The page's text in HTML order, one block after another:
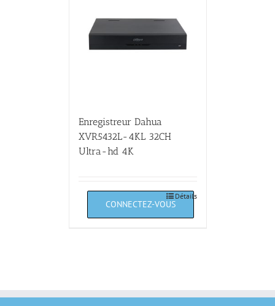
Enregistreur Dahua
XVR5432L-4KL 32CH
Ultra-hd 4K
Détails